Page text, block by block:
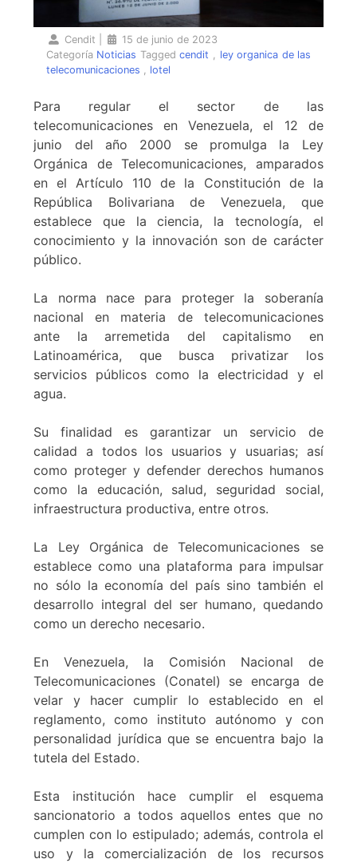
Cendit
15 de junio de 2023
Categoría Noticias Taggedcendit
ley organica de las
telecomunicaciones
lotel
Para regular el sector de las
telecomunicaciones en Venezuela, el 12 de
junio del año 2000 se promulga la Ley
Orgánica de Telecomunicaciones, amparados
en el Artículo 110 de la Constitución de la
República Bolivariana de Venezuela, que
establece que la ciencia, la tecnología, el
conocimiento y la innovación son de carácter
público.
La norma nace para proteger la soberanía
nacional en materia de telecomunicaciones
ante la arremetida del capitalismo en
Latinoamérica, que busca privatizar los
servicios públicos como la electricidad y el
agua.
Su finalidad es garantizar un servicio de
calidad a todos los usuarios y usuarias; así
como proteger y defender derechos humanos
como la educación, salud, seguridad social,
infraestructura productiva, entre otros.
La Ley Orgánica de Telecomunicaciones se
establece como una plataforma para impulsar
no sólo la economía del país sino también el
desarrollo integral del ser humano, quedando
como un derecho necesario.
En Venezuela, la Comisión Nacional de
Telecomunicaciones (Conatel) se encarga de
velar y hacer cumplir lo establecido en el
reglamento, como instituto autónomo y con
personalidad jurídica que se encuentra bajo la
tutela del Estado.
Esta institución hace cumplir el esquema
sancionatorio a todos aquellos entes que no
cumplen con lo estipulado; además, controla el
uso y la comercialización de los recursos